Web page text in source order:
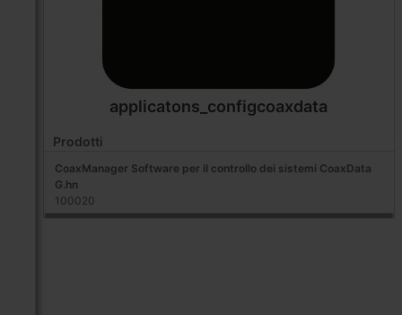
applicatons_configcoaxdata
Prodotti
CoaxManager Software per il controllo dei sistemi CoaxData
G.hn
100020